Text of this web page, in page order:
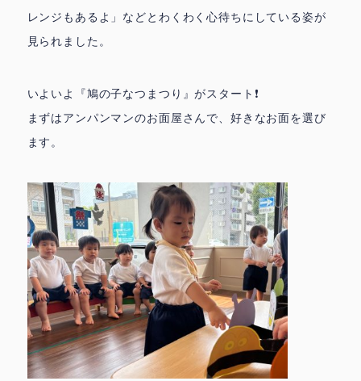
レンジもあるよ」などとわくわく心待ちにしている姿が
見られました。
いよいよ『鳩の子なつまつり』がスタート❗️
まずはアンパンマンのお面屋さんで、好きなお面を選び
ます。